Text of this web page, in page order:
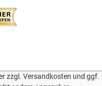
zzgl. Versandkosten und ggf.